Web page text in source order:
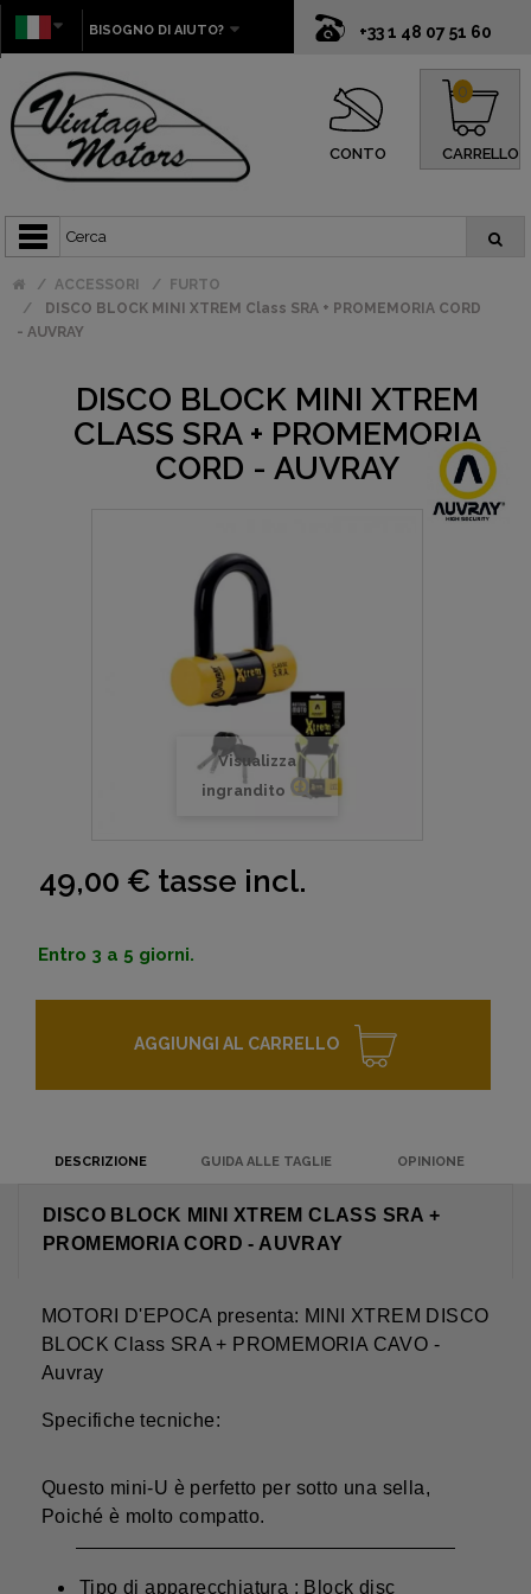
+33 1 48 07 51 60
BISOGNO DI AIUTO?
CONTO CARRELLO
0
ACCESSORI
FURTO
DISCO BLOCK MINI XTREM Class SRA + PROMEMORIA CORD
- AUVRAY
DISCO BLOCK MINI XTREM
CLASS SRA + PROMEMORIA
CORD - AUVRAY
Visualizza
ingrandito
49,00 € tasse incl.
Entro 3 a 5 giorni.
AGGIUNGI AL CARRELLO
DESCRIZIONE GUIDA ALLE TAGLIE OPINIONE
DISCO BLOCK MINI XTREM CLASS SRA +
PROMEMORIA CORD - AUVRAY
MOTORI D'EPOCA presenta: MINI XTREM DISCO
BLOCK Class SRA + PROMEMORIA CAVO -
Auvray
Specifiche tecniche:
Questo mini-U è perfetto per sotto una sella,
Poiché è molto compatto.
Tipo di apparecchiatura : Block disc